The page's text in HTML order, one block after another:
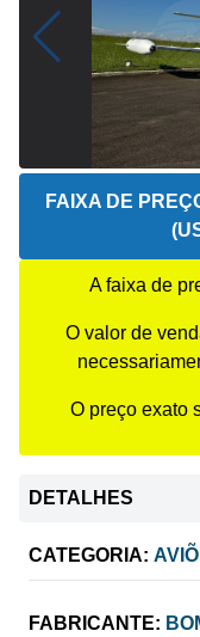
FAIXA DE
A faixa de
O valor de
O preço exato
DETALHES
CATEGORIA:
FABRICANTE: